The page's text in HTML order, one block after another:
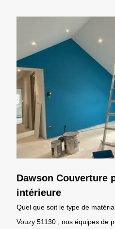
Dawson Couverture
intérieure
Quel que soit le type de
Vouzy 51130 ; nos équipes de